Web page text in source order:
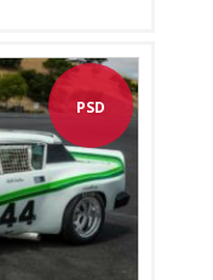
PSD